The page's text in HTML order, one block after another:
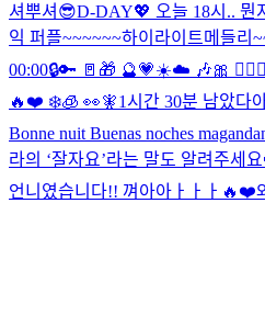
셔뿌셔😎D-DAY💖 오늘 18시.. 뭔
익 퍼플~~~~~~하이라이트메들리
00:00🔒🔑 🚪🎁 🔮💗☀️☁️ 🎶🎀
🔥❤️ ❄️🧊 👀🧚1시간 30분 남았다
Bonne nuit Buenas noches
라의 ‘잘자요’라는 말도 알려주세
언니였습니다!! 껴아아ㅏㅏㅏ🔥❤️